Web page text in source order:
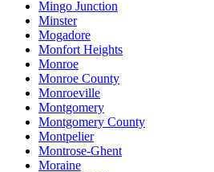
Mingo Junction
Minster
Mogadore
Monfort Heights
Monroe
Monroe County
Monroeville
Montgomery
Montgomery County
Montpelier
Montrose-Ghent
Moraine